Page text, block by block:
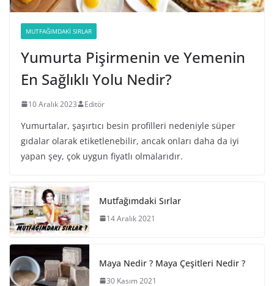
MUTFAĞIMDAKI SIRLAR
Yumurta Pişirmenin ve Yemenin
En Sağlıklı Yolu Nedir?
10 Aralık 2023 Editör
Yumurtalar, şaşırtıcı besin profilleri nedeniyle süper
gıdalar olarak etiketlenebilir, ancak onları daha da iyi
yapan şey, çok uygun fiyatlı olmalarıdır.
Mutfağımdaki Sırlar
14 Aralık 2021
Maya Nedir ? Maya Çeşitleri Nedir ?
30 Kasım 2021